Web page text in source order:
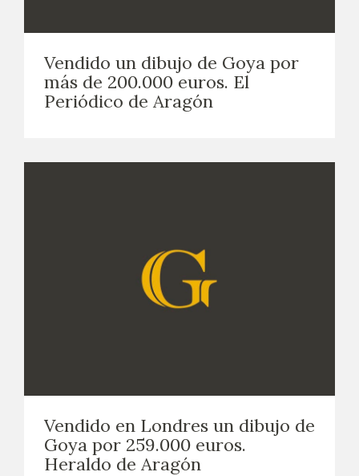
Vendido un dibujo de Goya por
más de 200.000 euros. El
Periódico de Aragón
Vendido en Londres un dibujo de
Goya por 259.000 euros.
Heraldo de Aragón